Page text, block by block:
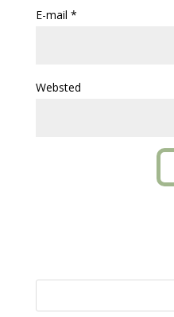
E-mail *
Websted